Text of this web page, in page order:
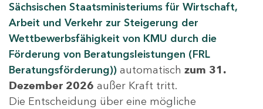
Sächsischen Staatsministeriums für Wirtschaft,
Arbeit und Verkehr zur Steigerung der
Wettbewerbsfähigkeit von KMU durch die
Förderung von Beratungsleistungen (FRL
Beratungsförderung)) automatisch zum 31.
Dezember 2026 außer Kraft tritt.
Die Entscheidung über eine mögliche